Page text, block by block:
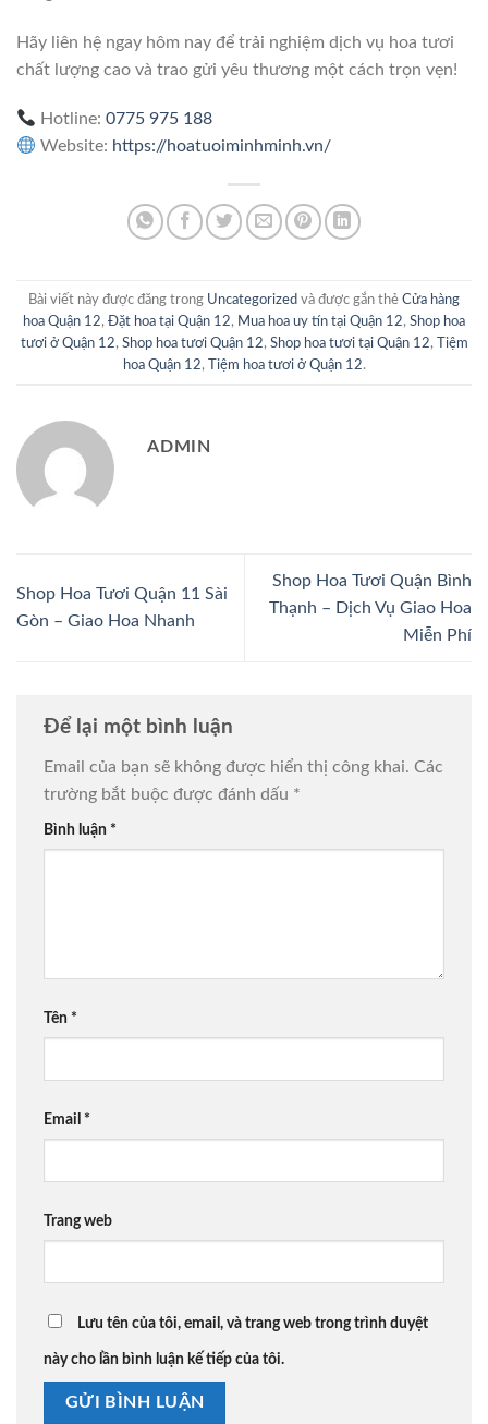
Hãy liên hệ ngay hôm nay để trải nghiệm dịch vụ hoa tươi
chất lượng cao và trao gửi yêu thương một cách trọn vẹn!
Hotline:0775 975 188
Website: https://hoatuoiminhminh.vn/
Bài viết này được đăng trong Uncategorized và được gắn thẻ Cửa hàng
hoa Quận 12, Đặt hoa tại Quận 12, Mua hoa uy tín tại Quận 12, Shop hoa
tươi ở Quận 12, Shop hoa tươi Quận 12, Shop hoa tươi tại Quận 12,
Tiệm
hoa Quận 12, Tiệm hoa tươi ở Quận 12.
ADMIN
Shop Hoa Tươi Quận 11 Sài
Gòn – Giao Hoa Nhanh
Shop Hoa Tươi Quận Bình
Thạnh – Dịch Vụ Giao Hoa
Miễn Phí
Để lại một bình luận
Email của bạn sẽ không được hiển thị công khai. Các
trường bắt buộc được đánh dấu *
Bình luận *
Tên *
Email *
Trang web
Lưu tên của tôi, email, và trang web trong trình duyệt
này cho lần bình luận kế tiếp của tôi.